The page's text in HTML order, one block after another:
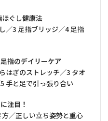
ぐし健康法
／3 足指ブリッジ／4 足指
指のデイリーケア
はぎのストレッチ／3 タオ
手と足で引っ張り合い
注目！
／正しい立ち姿勢と重心